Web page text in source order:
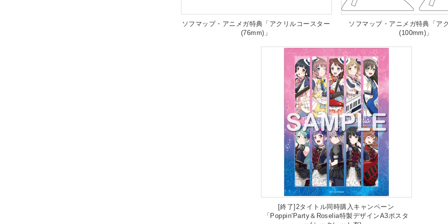
ソフマップ・アニメガ特典「アクリルコースター
(76mm)」
ソフマップ・アニメガ特典「ア
(100mm)」
[終了]2タイトル同時購入キャンペーン
「Poppin'Party＆Roselia特製デザインA3ポスタ